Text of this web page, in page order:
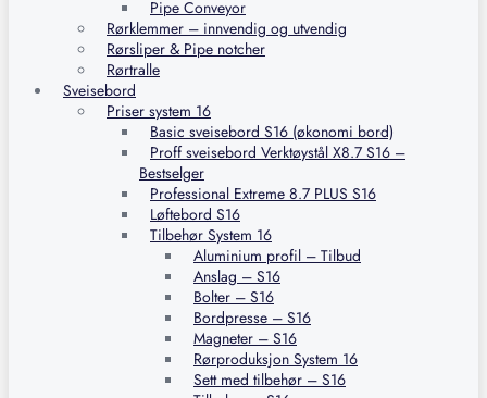
Pipe Conveyor
Rørklemmer – innvendig og utvendig
Rørsliper & Pipe notcher
Rørtralle
Sveisebord
Priser system 16
Basic sveisebord S16 (økonomi bord)
Proff sveisebord Verktøystål X8.7 S16 –
Bestselger
Professional Extreme 8.7 PLUS S16
Løftebord S16
Tilbehør System 16
Aluminium profil – Tilbud
Anslag – S16
Bolter – S16
Bordpresse – S16
Magneter – S16
Rørproduksjon System 16
Sett med tilbehør – S16